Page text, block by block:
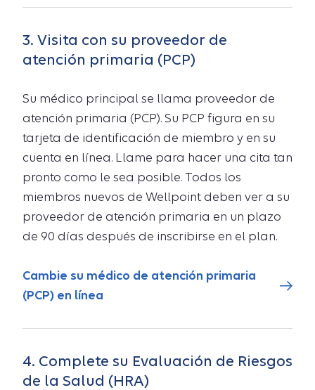
3. Visita con su proveedor de
atención primaria (PCP)
Su médico principal se llama proveedor de
atención primaria (PCP). Su PCP figura en su
tarjeta de identificación de miembro y en su
cuenta en línea. Llame para hacer una cita tan
pronto como le sea posible. Todos los
miembros nuevos de Wellpoint deben ver a su
proveedor de atención primaria en un plazo
de 90 días después de inscribirse en el plan.
Cambie su médico de atención primaria
(PCP) en línea
4. Complete su Evaluación de Riesgos
de la Salud (HRA)